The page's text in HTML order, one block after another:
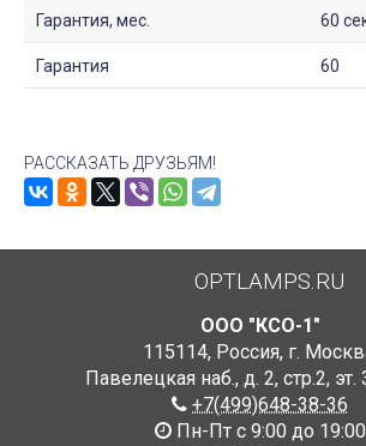
Гарантия, мес. 60
Гарантия 60
РАССКАЗАТЬ ДРУЗЬЯМ!
OPTLAMPS.RU
ООО "КСО-1"
115114, Россия, г.
Павелецкая наб., д. 2, стр.2, эт.
+7(499)648-38-36
Пн-Пт с 9:00 до 19:00